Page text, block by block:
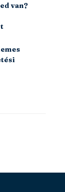
van?